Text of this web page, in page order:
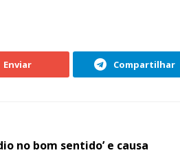
Enviar Compartilhar
no bom sentido’ e causa